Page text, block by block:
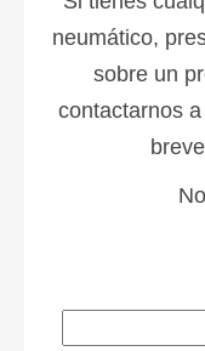
neumático,
sobre un
contactarnos